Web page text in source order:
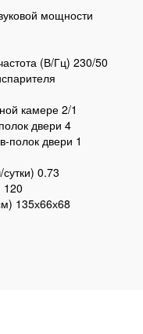
мощности
(В/Гц) 230/50
камере 2/1
двери 4
полок двери 1
0.73
120
135х66х68